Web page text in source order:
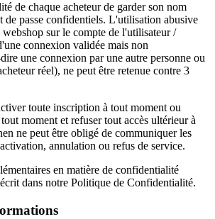
de chaque acheteur de garder son nom
de passe confidentiels. L'utilisation abusive
sur le compte de l'utilisateur /
connexion validée mais non
une connexion par une autre personne ou
réel), ne peut être retenue contre 3
toute inscription à tout moment ou
moment et refuser tout accès ultérieur à
ne peut être obligé de communiquer les
annulation ou refus de service.
en matière de confidentialité
dans notre Politique de Confidentialité.